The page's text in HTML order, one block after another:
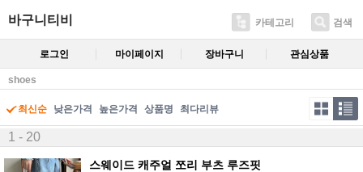
바구니티비 카테고리 검색
로그인 마이페이지 장바구니 관심상품
shoes
최신순 낮은가격 높은가격 상품명 최다리뷰
1 - 20
스웨이드 캐주얼 쪼리 부츠 루즈핏